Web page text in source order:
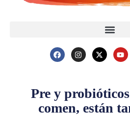
Pre y
comen, están